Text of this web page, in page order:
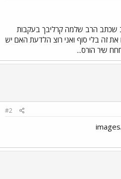
שכתב הרב שלמה קרליבך בעקבות
זה בלי סוף ואני רוצ הלדעת האם יש
שיר הורס...
#2